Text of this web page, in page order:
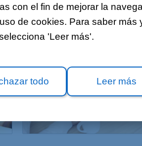
con el fin de mejorar la
de cookies. Para saber más
'Leer más'.
todo Leer más
FACTURACIÓN